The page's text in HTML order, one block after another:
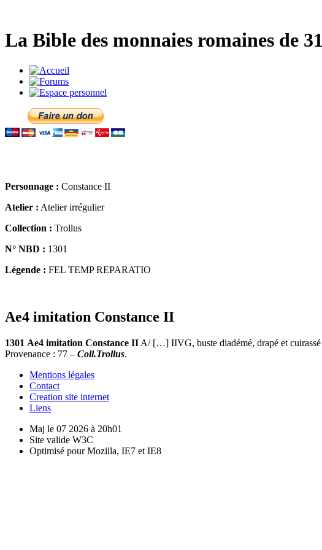
La Bible des monnaies romaines de
Personnage : Constance II
Atelier : Atelier irrégulier
Collection : Trollus
N° NBD : 1301
Légende : FEL TEMP REPARATIO
Ae4 imitation Constance II
1301 Ae4 imitation Constance II A/ […] IIVG, buste diadémé, drapé et cuirassé
Provenance : 77 – Coll.Trollus.
Mentions légales
Contact
Creation site internet
Liens
Maj le 07 2026 à 20h01
Site valide W3C
Optimisé pour Mozilla, IE7 et IE8